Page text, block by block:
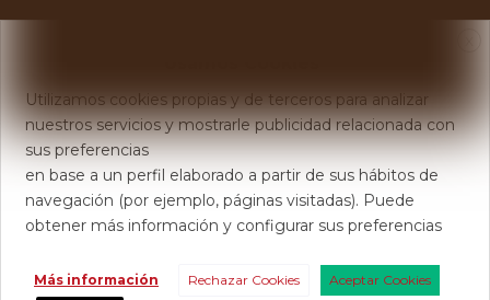
Utilizamos cookies propias y de terceros para analizar
nuestros servicios y mostrarle publicidad relacionada con
sus preferencias
en base a un perfil elaborado a partir de sus hábitos de
navegación (por ejemplo, páginas visitadas). Puede
obtener más información y configurar sus preferencias
Más información Rechazar Cookies
Aceptar Cookies